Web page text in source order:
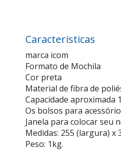
Caracteristicas
marca icom
Formato de Mochila
Cor preta
Material de fibra de
Capacidade aproximada
Os bolsos para
Janela para colocar seu
Medidas: 255 (largura) x
Peso: 1kg.